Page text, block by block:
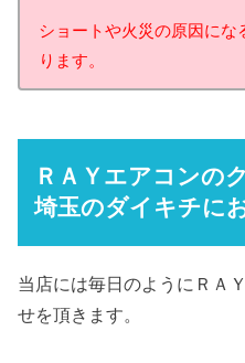
ショートや火災の原因にな
ります。
ＲＡＹエアコンの
埼玉のダイキチに
当店には毎日のようにＲＡ
せを頂きます。